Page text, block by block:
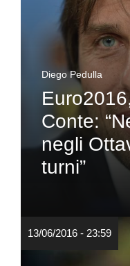
Diego Pedulla
Conte:
negli
turni”
13/06/2016 - 23:59